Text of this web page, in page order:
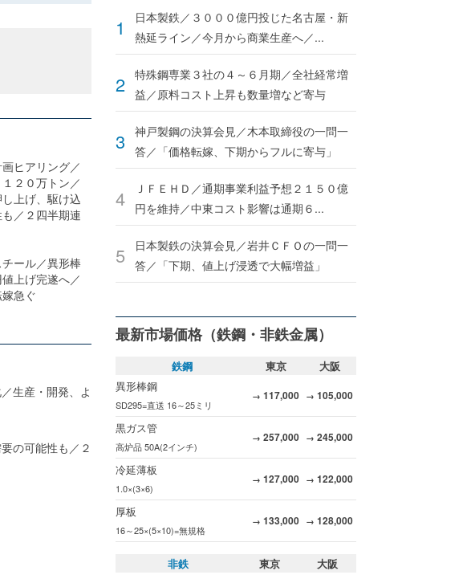
ヒアリング／
２０万トン／
上げ、駆け込
／２四半期連
ール／異形棒
上げ完遂へ／
急ぐ
生産・開発、よ
の可能性も／２
日本製鉄／３０００億円投じた名古屋・新
熱延ライン／今月から商業生産へ／...
特殊鋼専業３社の４～６月期／全社経常増
益／原料コスト上昇も数量増など寄与
神戸製鋼の決算会見／木本取締役の一問一
答／「価格転嫁、下期からフルに寄与」
ＪＦＥＨＤ／通期事業利益予想２１５０億
円を維持／中東コスト影響は通期６...
日本製鉄の決算会見／岩井ＣＦＯの一問一
答／「下期、値上げ浸透で大幅増益」
最新市場価格（鉄鋼・非鉄金属）
鉄鋼 東京
大阪
異形棒鋼
SD295=直送 16～25ミリ
→ 117,000 → 105,000
黒ガス管
高炉品 50A(2インチ)
→ 257,000 → 245,000
冷延薄板
1.0×(3×6)
→ 127,000 → 122,000
厚板
16～25×(5×10)=無規格
→ 133,000 → 128,000
非鉄 東京
大阪